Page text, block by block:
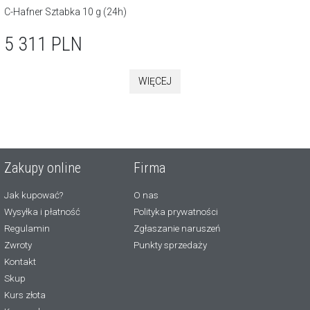
C-Hafner Sztabka 10 g (24h)
5 311 PLN
WIĘCEJ
Zakupy online
Jak kupować?
Wysyłka i płatność
Regulamin
Zwroty
Kontakt
Skup
Kurs złota
Firma
O nas
Polityka prywatności
Zgłaszanie naruszeń
Punkty sprzedaży